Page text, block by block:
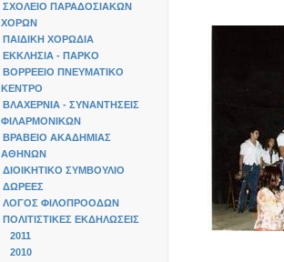
ΣΧΟΛΕΙΟ ΠΑΡΑΔΟΣΙΑΚΩΝ
ΧΟΡΩΝ
ΠΑΙΔΙΚΗ ΧΟΡΩΔΙΑ
ΕΚΚΛΗΣΙΑ - ΠΑΡΚΟ
ΒΟΡΡΕΕΙΟ ΠΝΕΥΜΑΤΙΚΟ
ΚΕΝΤΡΟ
ΒΛΑΧΕΡΝΙΑ - ΣΥΝΑΝΤΗΣΕΙΣ
ΦΙΛΑΡΜΟΝΙΚΩΝ
ΒΡΑΒΕΙΟ ΑΚΑΔΗΜΙΑΣ
ΑΘΗΝΩΝ
ΔΙΟΙΚΗΤΙΚΟ ΣΥΜΒΟΥΛΙΟ
ΔΩΡΕΕΣ
ΛΟΓΟΣ ΦΙΛΟΠΡΟΟΔΩΝ
ΠΟΛΙΤΙΣΤΙΚΕΣ ΕΚΔΗΛΩΣΕΙΣ
2011
2010